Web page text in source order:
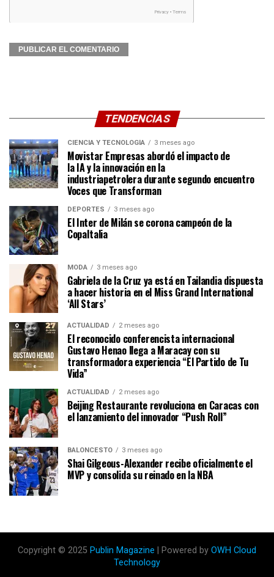
TENDENCIAS
CIENCIA Y TECNOLOGÍA 3 meses ago
Movistar Empresas abordó el impacto de
la IA y la innovación en la
industriapetrolera durante segundo encuentro
Voces que Transforman
DEPORTES 3 meses ago
El Inter de Milán se corona campeón de la
CopaItalia
MODA 3 meses ago
Gabriela de la Cruz ya está en Tailandia dispuesta
a hacer historia en el Miss Grand International
‘All Stars’
ACTUALIDAD 2 meses ago
El reconocido conferencista internacional
Gustavo Henao llega a Maracay con su
transformadora experiencia “El Partido de Tu
Vida”
ACTUALIDAD 2 meses ago
Beijing Restaurante revoluciona en Caracas con
el lanzamiento del innovador “Push Roll”
BALONCESTO 3 meses ago
Shai Gilgeous-Alexander recibe oficialmente el
MVP y consolida su reinado en la NBA
Copyright © 2025 Publin Magazine | Powered by OWH Cloud
Technology